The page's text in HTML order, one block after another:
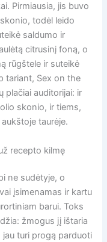
Pirmiausia, jis buvo
todėl leido
saldumo ir
citrusinį foną, o
rūgštele ir suteikė
tariant, Sex on the
plačiai auditorijai: ir
skonio, ir tiems,
taurėje.
recepto kilmę
ne sudėtyje, o
įsimenamas ir kartu
barui. Toks
žmogus jį ištaria
jau turi progą parduoti